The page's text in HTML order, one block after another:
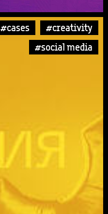
#cases
#creativity
#social media